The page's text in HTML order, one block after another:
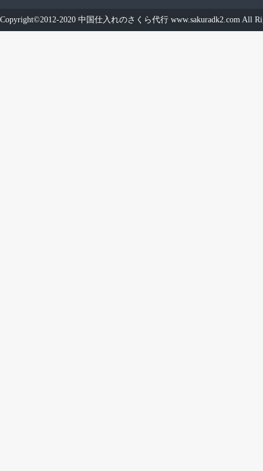
Copyright©2012-2020 中国仕入れのさくら代行 www.sakuradk2.com All